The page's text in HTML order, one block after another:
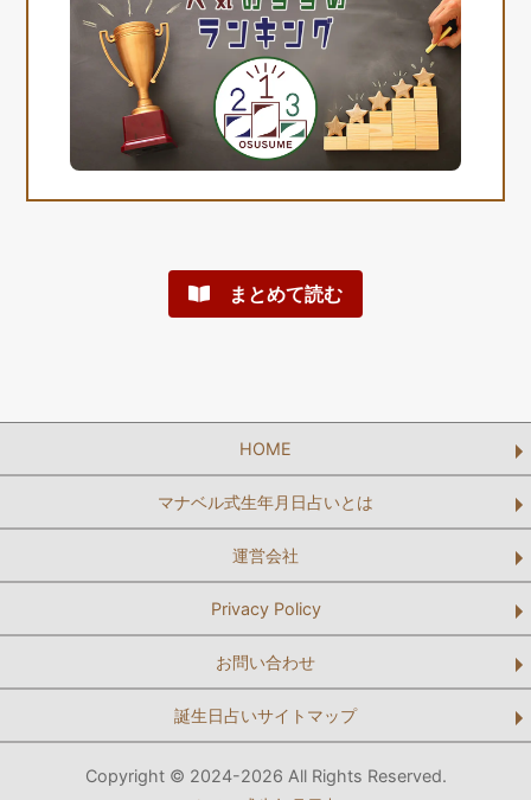
まとめて読む
HOME
マナベル式生年月日占いとは
運営会社
Privacy Policy
お問い合わせ
誕生日占いサイトマップ
Copyright © 2024-2026 All Rights Reserved.